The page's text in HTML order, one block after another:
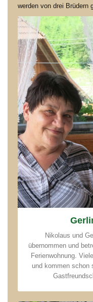
werden von drei Brüdern
Nikolaus und
übernommen und
Ferienwohnung.
und kommen schon